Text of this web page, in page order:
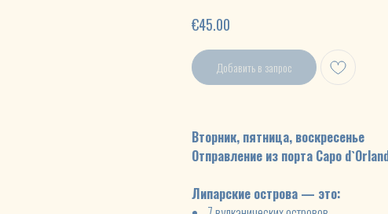
€45.00
Добавить в запрос
Вторник, пятница, воскресенье
Отправление из порта Capo
Липарские острова — это: